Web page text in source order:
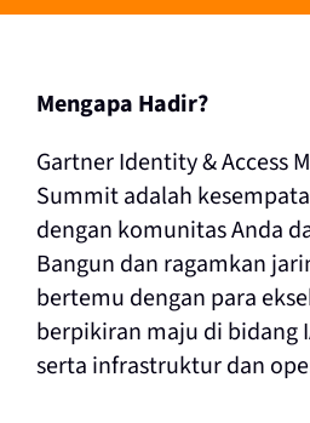
Mengapa Hadir?
Gartner Identity & Access
Summit adalah
dengan komunitas Anda
Bangun dan ragamkan
bertemu dengan para
berpikiran maju di bidang
serta infrastruktur dan